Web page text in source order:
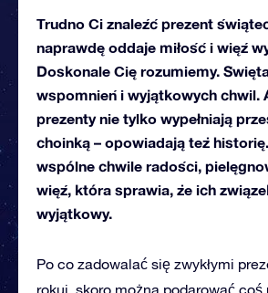
Trudno Ci znaleźć prezent
naprawdę oddaje miłość i więź
Doskonale Cię rozumiemy.
wspomnień i wyjątkowych chwil.
prezenty nie tylko wypełniają
choinką – opowiadają też
wspólne chwile radości,
więź, która sprawia, że ich
wyjątkowy.
Po co zadowalać się zwykłymi
rokui, skoro można podarować coś